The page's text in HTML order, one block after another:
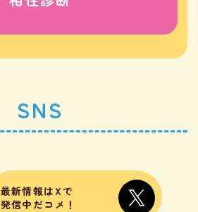
SNS
最新情報はXで
発信中だコメ！